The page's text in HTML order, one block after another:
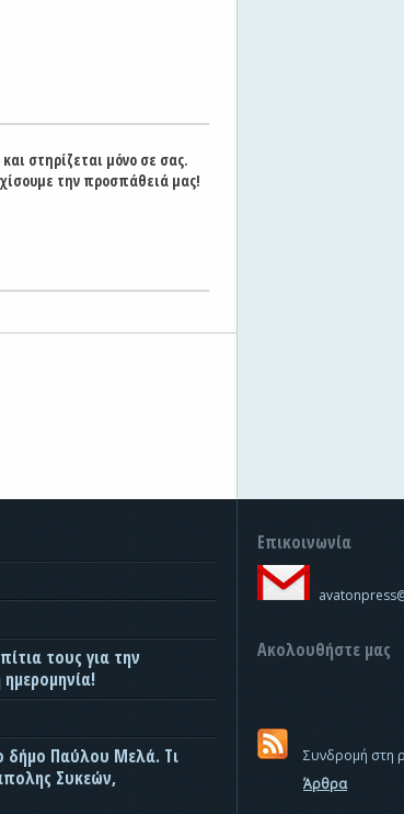
στηρίζεται μόνο σε σας.
την προσπάθειά μας!
τους για την
δήμο Παύλου Μελά. Τι
Συκεών,
Επικοινωνία
Ακολουθήστε μας
Συνδρομή στη
Άρθρα